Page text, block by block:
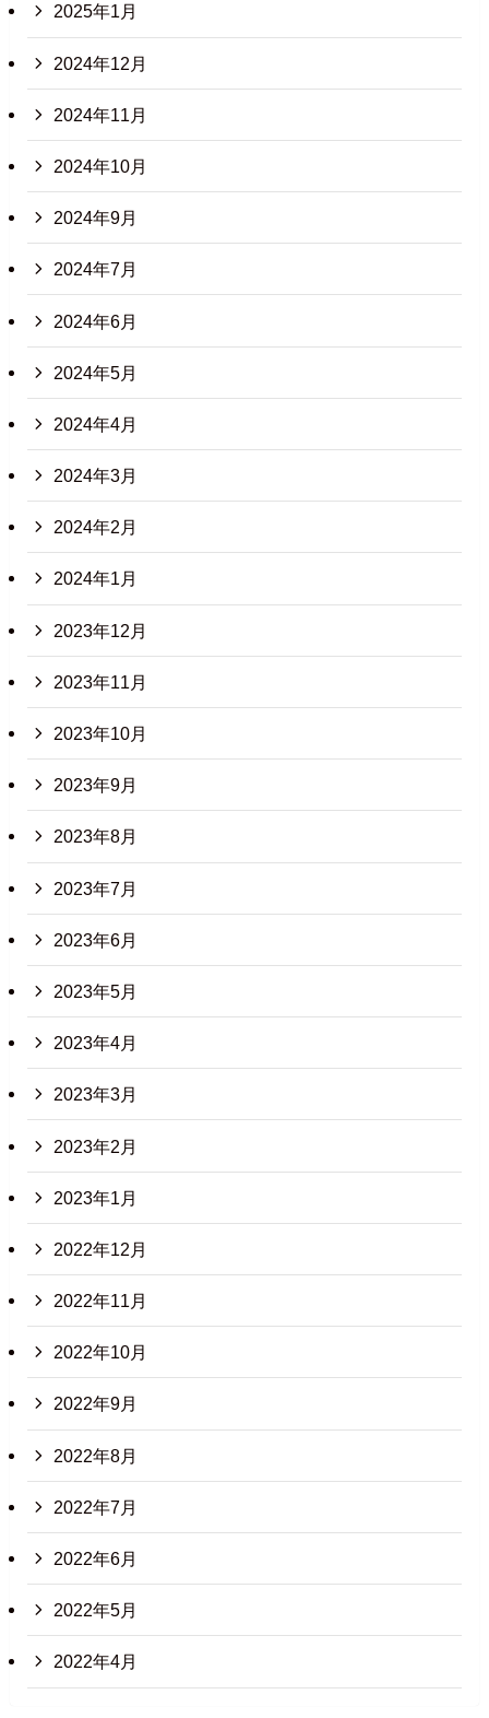
2025年1月
2024年12月
2024年11月
2024年10月
2024年9月
2024年7月
2024年6月
2024年5月
2024年4月
2024年3月
2024年2月
2024年1月
2023年12月
2023年11月
2023年10月
2023年9月
2023年8月
2023年7月
2023年6月
2023年5月
2023年4月
2023年3月
2023年2月
2023年1月
2022年12月
2022年11月
2022年10月
2022年9月
2022年8月
2022年7月
2022年6月
2022年5月
2022年4月